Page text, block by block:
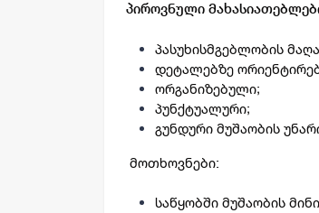
პიროვნული
პასუხისმგებლობის
დეტალებზე
ორგანიზებული;
პუნქტუალური;
გუნდური მუშაობის
მოთხოვნები:
საწყობში მუშაობის